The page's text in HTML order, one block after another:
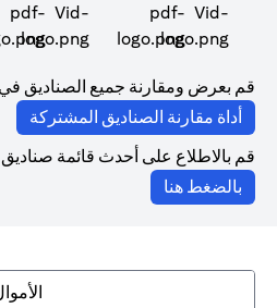
قم بعرض ومقارنة جميع الصناديق
أداة مقارنة الصناديق المشتركة
قم بالاطلاع على أحدث قائمة صناديق
بالضغط هنا